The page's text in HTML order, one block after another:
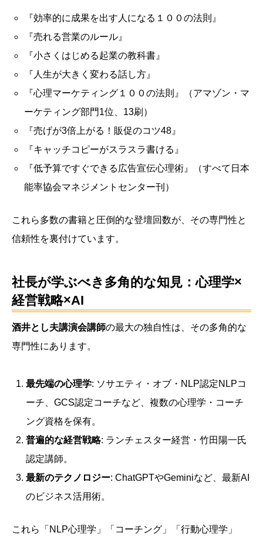
『効率的に成果を出す人になる１００の法則』
『売れる営業のルール』
『小さくはじめる起業の教科書』
『人生が大きく変わる話し方』
『心理マーケティング１００の法則』（アマゾン・マ
ーケティング部門1位、13刷）
『売げが3倍上がる！販促のコツ48』
『キャッチコピーがスラスラ書ける』
『低予算ですぐできる広告宣伝心理術』（すべて日本
能率協会マネジメントセンター刊）
これら多数の書籍と圧倒的な登壇回数が、その専門性と
信頼性を裏付けています。
社長が学ぶべき多角的な知見：心理学×
経営戦略×AI
酒井とし夫講演会講師の最大の独自性は、その多角的な
専門性にあります。
最先端の心理学: ソサエティ・オブ・NLP認定NLPコ
ーチ、GCS認定コーチなど、複数の心理学・コーチ
ング資格を保有。
普遍的な経営戦略: ランチェスター経営・竹田陽一氏
認定講師。
最新のテクノロジー: ChatGPTやGeminiなど、最新AI
のビジネス活用術。
これら「NLP心理学」「コーチング」「行動心理学」